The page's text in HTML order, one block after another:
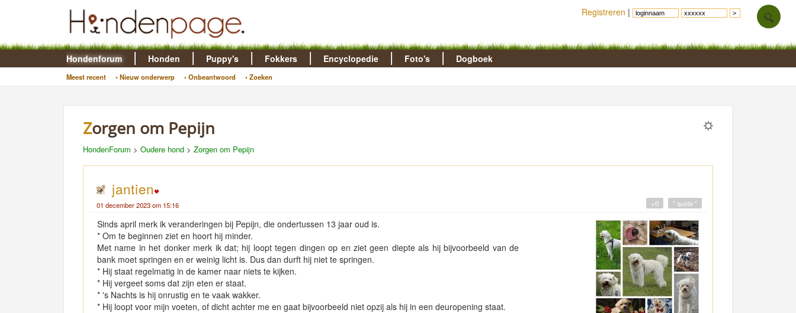
Hondenforum
Meest recent • Nieuw onderwerp • Onbeantwoord • Zoeken
Honden Puppy's Fokkers Encyclopedie Foto's Dogboek
Zorgen om Pepijn
HondenForum > Oudere hond > Zorgen om Pepijn
jantien
01 december 2023 om 15:16 " quote "
+0
Sinds april merk ik veranderingen bij Pepijn, die ondertussen 13 jaar oud is.
* Om te beginnen ziet en hoort hij minder.
Met name in het donker merk ik dat; hij loopt tegen dingen op en ziet geen diepte als hij bijvoorbeeld van de
bank moet springen en er weinig licht is. Dus dan durft hij niet te springen.
* Hij staat regelmatig in de kamer naar niets te kijken.
* Hij vergeet soms dat zijn eten er staat.
* 's Nachts is hij onrustig en te vaak wakker.
* Hij loopt voor mijn voeten, of dicht achter me en gaat bijvoorbeeld niet opzij als hij in een deuropening staat.
Registreren |